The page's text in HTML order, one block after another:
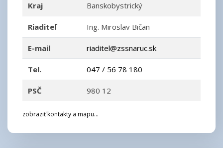
Kraj Banskobystrický
Riaditeľ Ing. Miroslav Bičan
E-mail riaditel@zssnaruc.sk
Tel. 047 / 56 78 180
PSČ 980 12
zobraziť kontakty a mapu...